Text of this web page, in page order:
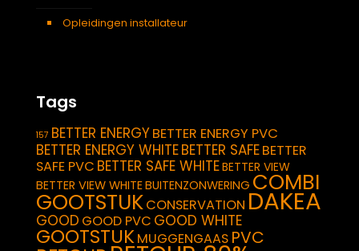
Opleidingen installateur
Tags
157 BETTER ENERGYBETTER ENERGY PVC
BETTER ENERGY WHITEBETTER SAFEBETTER
SAFE PVC BETTER SAFE WHITEBETTER VIEW
BETTER VIEW WHITEBUITENZONWERING COMBI
GOOTSTUKCONSERVATION DAKEA
GOOD GOOD PVC GOOD WHITE
GOOTSTUKMUGGENGAAS PVC